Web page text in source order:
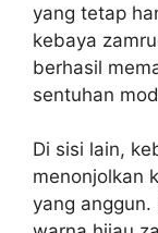
yang tetap
kebaya
berhasil
sentuhan
Di sisi lain,
menonjolkan
yang